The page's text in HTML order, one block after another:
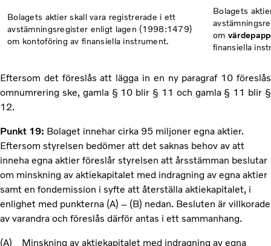
Bolagets aktier skall vara registrerade i ett
avstämningsregister enligt lagen (1998:1479)
om kontoföring av finansiella instrument.
Bolagets
om
finansiella
Eftersom det föreslås att lägga in en ny paragraf 10 föreslås
omnumrering ske, gamla § 10 blir § 11 och gamla § 11 blir §
12.
Punkt 19: Bolaget innehar cirka 95 miljoner egna aktier.
Eftersom styrelsen bedömer att det saknas behov av att
inneha egna aktier föreslår styrelsen att årsstämman beslutar
om minskning av aktiekapitalet med indragning av egna aktier
samt en fondemission i syfte att återställa aktiekapitalet, i
enlighet med punkterna (A) – (B) nedan. Besluten är villkorade
av varandra och föreslås därför antas i ett sammanhang.
(A) Minskning av aktiekapitalet med indragning av egna